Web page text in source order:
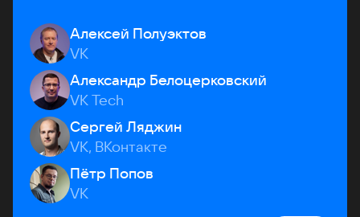
Алексей Полуэктов
VK
Александр Белоцерковский
VK Tech
Сергей Ляджин
VK, ВКонтакте
Пётр Попов
VK